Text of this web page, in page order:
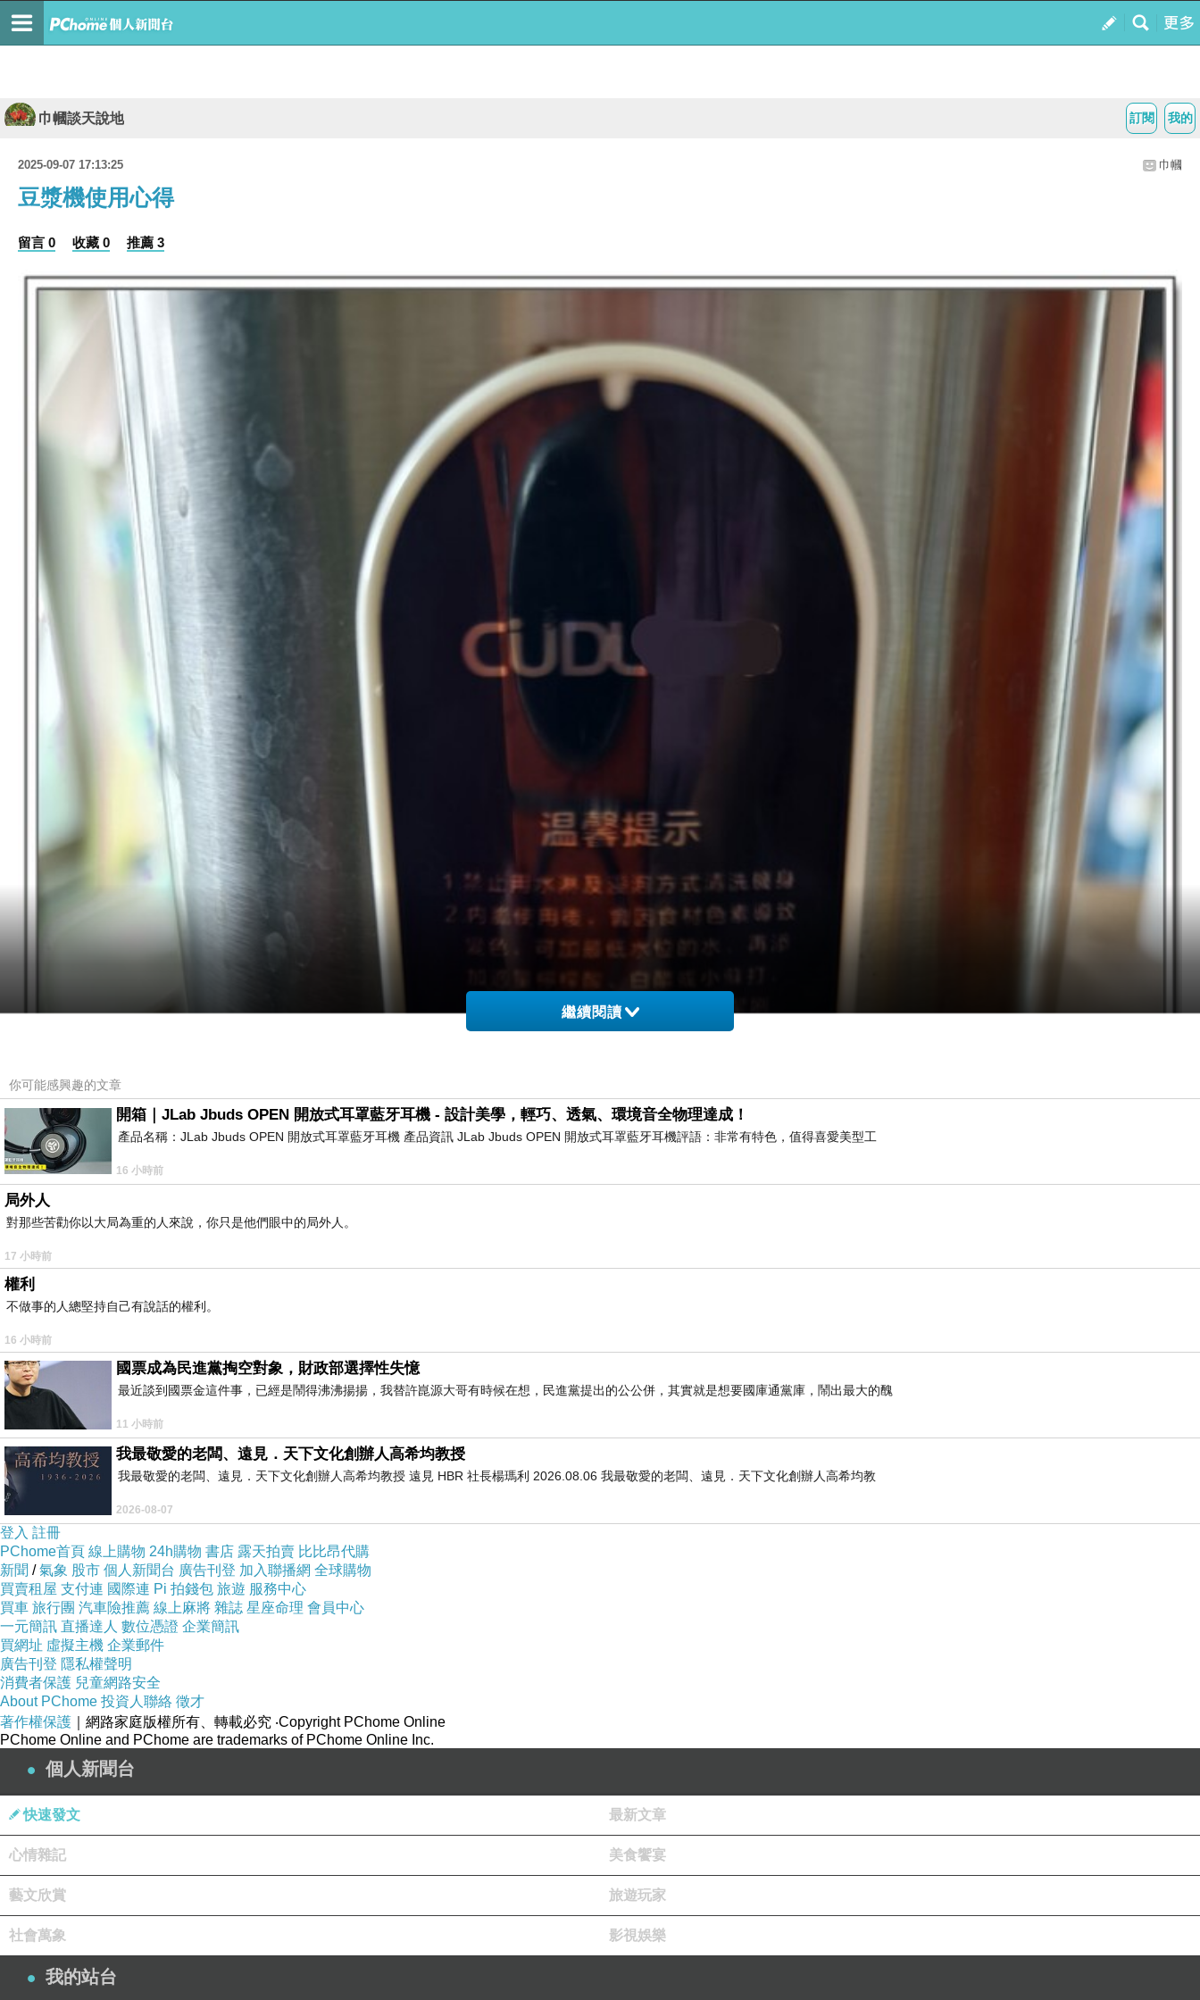
我的
訂閱
巾幗談天說地
2025-09-07 17:13:25 巾幗
豆漿機使用心得
留言 0 收藏 0 推薦 3
老公是個很重視養身的人~~
常常喝的健康食品就是【無糖豆漿】
不是在市場買新鮮豆漿，
繼續閱讀
你可能感興趣的文章
開箱｜JLab Jbuds OPEN 開放式耳罩藍牙耳機 - 設計美學，輕巧、透氣、環境音全物理達成！
產品名稱：JLab Jbuds OPEN 開放式耳罩藍牙耳機 產品資訊 JLab Jbuds OPEN 開放式耳罩藍牙耳機評語：非常有特色，值得喜愛美型工
16 小時前
局外人
對那些苦勸你以大局為重的人來說，你只是他們眼中的局外人。
17 小時前
權利
不做事的人總堅持自己有說話的權利。
16 小時前
國票成為民進黨掏空對象，財政部選擇性失憶
最近談到國票金這件事，已經是鬧得沸沸揚揚，我替許崑源大哥有時候在想，民進黨提出的公公併，其實就是想要國庫通黨庫，鬧出最大的醜
11 小時前
我最敬愛的老闆、遠見．天下文化創辦人高希均教授
我最敬愛的老闆、遠見．天下文化創辦人高希均教授 遠見 HBR 社長楊瑪利 2026.08.06 我最敬愛的老闆、遠見．天下文化創辦人高希均教
2026-08-07
登入 註冊
PChome首頁 線上購物 24h購物 書店 露天拍賣 比比昂代購
新聞 /氣象 股市 個人新聞台 廣告刊登 加入聯播網 全球購物
買賣租屋 支付連 國際連 Pi 拍錢包 旅遊 服務中心
買車 旅行團 汽車險推薦 線上麻將 雜誌 星座命理 會員中心
一元簡訊 直播達人 數位憑證 企業簡訊
買網址 虛擬主機 企業郵件
廣告刊登 隱私權聲明
消費者保護 兒童網路安全
About PChome 投資人聯絡 徵才
著作權保護 ｜網路家庭版權所有、轉載必究 ‧Copyright PChome Online
PChome Online and PChome are trademarks of PChome Online Inc.
個人新聞台
快速發文 最新文章
心情雜記 美食饗宴
藝文欣賞 旅遊玩家
社會萬象 影視娛樂
我的站台